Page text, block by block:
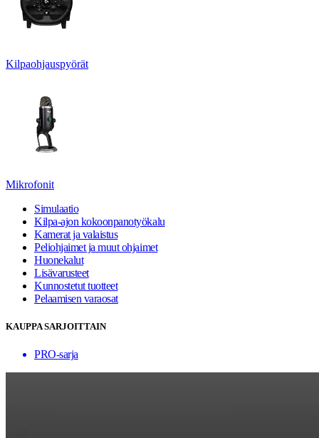
Kilpaohjauspyörät
Mikrofonit
Simulaatio
Kilpa-ajon kokoonpanotyökalu
Kamerat ja valaistus
Peliohjaimet ja muut ohjaimet
Huonekalut
Lisävarusteet
Kunnostetut tuotteet
Pelaamisen varaosat
KAUPPA SARJOITTAIN
PRO-sarja